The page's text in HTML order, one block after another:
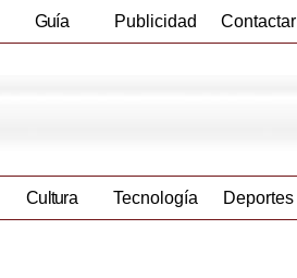
Guía Publicidad Contactar
Cultura Tecnología Deportes